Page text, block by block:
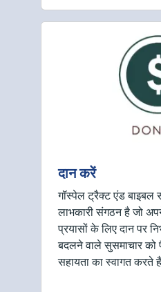
दान करें
गॉस्पेल ट्रैक्ट एंड बाइबल
लाभकारी संगठन है जो
प्रयासों के लिए दान पर
बदलने वाले सुसमाचार
सहायता का स्वागत करते